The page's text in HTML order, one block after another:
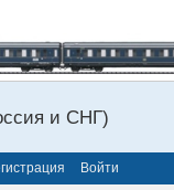
и СНГ)
Войти